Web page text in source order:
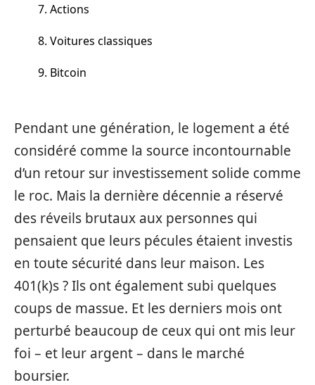
7. Actions
8. Voitures classiques
9. Bitcoin
Pendant une génération, le logement a été
considéré comme la source incontournable
d’un retour sur investissement solide comme
le roc. Mais la dernière décennie a réservé
des réveils brutaux aux personnes qui
pensaient que leurs pécules étaient investis
en toute sécurité dans leur maison. Les
401(k)s ? Ils ont également subi quelques
coups de massue. Et les derniers mois ont
perturbé beaucoup de ceux qui ont mis leur
foi – et leur argent – dans le marché
boursier.